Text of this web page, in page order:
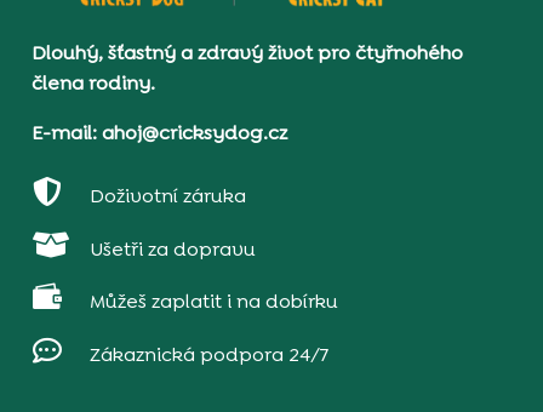
Dlouhý, šťastný a zdravý život pro čtyřnohého
člena rodiny.
E-mail: ahoj@cricksydog.cz
 Doživotní záruka
 Ušetři za dopravu
 Můžeš zaplatit i na dobírku
 Zákaznická podpora 24/7